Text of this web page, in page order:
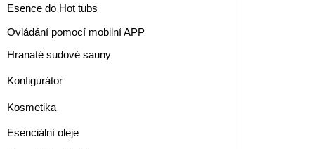
Esence do Hot tubs
Ovládání pomocí mobilní APP
Hranaté sudové sauny
Konfigurátor
Kosmetika
Esenciální oleje